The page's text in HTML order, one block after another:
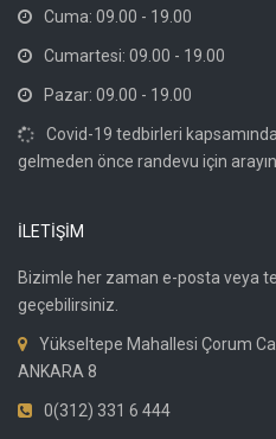
Cuma: 09.00 - 19.00
Cumartesi: 09.00 - 19.00
Pazar: 09.00 - 19.00
Covid-19 tedbirleri
gelmeden önce randevu için
İLETİŞİM
Bizimle her zaman e-posta veya
geçebilirsiniz.
Yükseltepe Mahallesi Çorum
ANKARA 8
0(312) 331 6 444